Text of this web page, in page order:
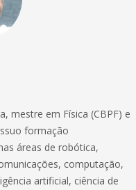
mestre em Física (CBPF) e
formação
áreas de robótica,
computação,
artificial, ciência de